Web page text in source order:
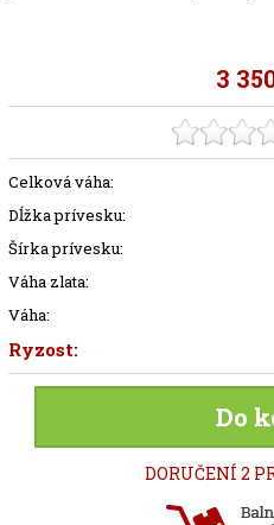
3
Celková váha:
Dĺžka prívesku:
Šírka prívesku:
Váha zlata:
Váha:
Ryzost:
Do
DORUČENÍ 2